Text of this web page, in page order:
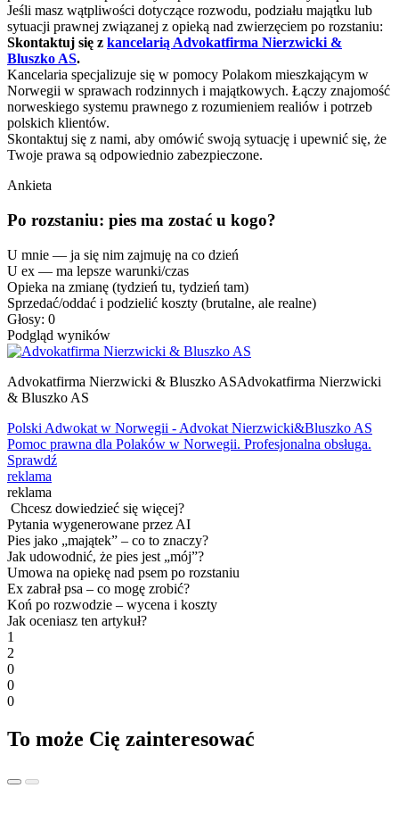
Jeśli masz wątpliwości dotyczące rozwodu, podziału majątku lub
sytuacji prawnej związanej z opieką nad zwierzęciem po rozstaniu:
Skontaktuj się z kancelarią Advokatfirma Nierzwicki &
Bluszko AS.
Kancelaria specjalizuje się w pomocy Polakom mieszkającym w
Norwegii w sprawach rodzinnych i majątkowych. Łączy znajomość
norweskiego systemu prawnego z rozumieniem realiów i potrzeb
polskich klientów.
Skontaktuj się z nami, aby omówić swoją sytuację i upewnić się, że
Twoje prawa są odpowiednio zabezpieczone.
Ankieta
Po rozstaniu: pies ma zostać u kogo?
U mnie — ja się nim zajmuję na co dzień
U ex — ma lepsze warunki/czas
Opieka na zmianę (tydzień tu, tydzień tam)
Sprzedać/oddać i podzielić koszty (brutalne, ale realne)
Głosy: 0
Podgląd wyników
Advokatfirma Nierzwicki & Bluszko ASAdvokatfirma Nierzwicki
& Bluszko AS
Polski Adwokat w Norwegii - Advokat Nierzwicki&Bluszko AS
Pomoc prawna dla Polaków w Norwegii. Profesjonalna obsługa.
Sprawdź
reklama
reklama
Chcesz dowiedzieć się więcej?
Pytania wygenerowane przez AI
Pies jako „majątek” – co to znaczy?
Jak udowodnić, że pies jest „mój”?
Umowa na opiekę nad psem po rozstaniu
Ex zabrał psa – co mogę zrobić?
Koń po rozwodzie – wycena i koszty
Jak oceniasz ten artykuł?
1
2
0
0
0
To może Cię zainteresować